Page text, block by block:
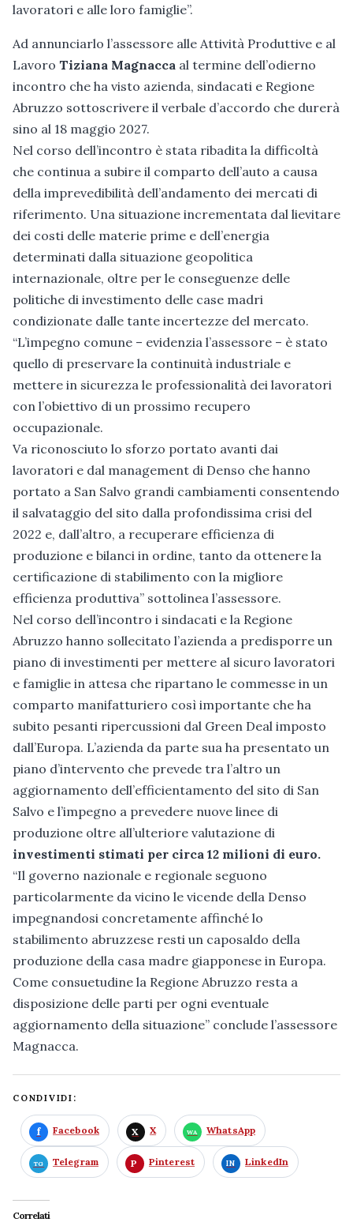
lavoratori e alle loro famiglie”.
Ad annunciarlo l’assessore alle Attività Produttive e al
Lavoro Tiziana Magnacca al termine dell’odierno
incontro che ha visto azienda, sindacati e Regione
Abruzzo sottoscrivere il verbale d’accordo che durerà
sino al 18 maggio 2027.
Nel corso dell’incontro è stata ribadita la difficoltà
che continua a subire il comparto dell’auto a causa
della imprevedibilità dell’andamento dei mercati di
riferimento. Una situazione incrementata dal lievitare
dei costi delle materie prime e dell’energia
determinati dalla situazione geopolitica
internazionale, oltre per le conseguenze delle
politiche di investimento delle case madri
condizionate dalle tante incertezze del mercato.
“L’impegno comune – evidenzia l’assessore – è stato
quello di preservare la continuità industriale e
mettere in sicurezza le professionalità dei lavoratori
con l’obiettivo di un prossimo recupero
occupazionale.
Va riconosciuto lo sforzo portato avanti dai
lavoratori e dal management di Denso che hanno
portato a San Salvo grandi cambiamenti consentendo
il salvataggio del sito dalla profondissima crisi del
2022 e, dall’altro, a recuperare efficienza di
produzione e bilanci in ordine, tanto da ottenere la
certificazione di stabilimento con la migliore
efficienza produttiva” sottolinea l’assessore.
Nel corso dell’incontro i sindacati e la Regione
Abruzzo hanno sollecitato l’azienda a predisporre un
piano di investimenti per mettere al sicuro lavoratori
e famiglie in attesa che ripartano le commesse in un
comparto manifatturiero così importante che ha
subito pesanti ripercussioni dal Green Deal imposto
dall’Europa. L’azienda da parte sua ha presentato un
piano d’intervento che prevede tra l’altro un
aggiornamento dell’efficientamento del sito di San
Salvo e l’impegno a prevedere nuove linee di
produzione oltre all’ulteriore valutazione di
investimenti stimati per circa 12 milioni di euro.
“Il governo nazionale e regionale seguono
particolarmente da vicino le vicende della Denso
impegnandosi concretamente affinché lo
stabilimento abruzzese resti un caposaldo della
produzione della casa madre giapponese in Europa.
Come consuetudine la Regione Abruzzo resta a
disposizione delle parti per ogni eventuale
aggiornamento della situazione” conclude l’assessore
Magnacca.
CONDIVIDI:
Facebook X WhatsApp
Telegram Pinterest LinkedIn
Correlati